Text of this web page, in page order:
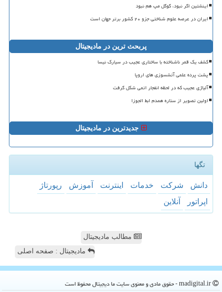
اینشتین اگر نبود، گوگل مپ هم نبود
ایران در عرصه علوم شناختی جزو ۲۰ کشور برتر جهان است
پربحث ترین در مادیجیتال
کشف یک قمر ناشناخته با ساختاری عجیب در سیارک نیسا
پشت پرده علمی آتشسوزی های اروپا
آلیاژی عجیب که در لحظه انفجار اتمی شکل گرفت
اولین تصویر از ستاره همدم ابط الجوزا
جدیدترین در مادیجیتال
تگها
دانش شركت خدمات اینترنت آموزش
رپورتاژ
اپراتور
آنلاین
مطالب مادیجیتال
مادیجیتال : صفحه اصلی